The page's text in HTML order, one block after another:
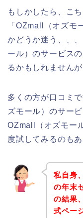
もしかしたら、こ
「OZmall（オズモ
かどうか迷う、、
ール）のサービス
るかもしれませんが
多くの方が口コミ
ズモール）のサー
OZmall（オズモー
度試してみるのも
私自身
の年末
の結果
式ペー